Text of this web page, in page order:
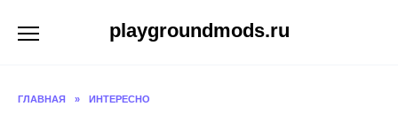
playgroundmods.ru
ГЛАВНАЯ » ИНТЕРЕСНО